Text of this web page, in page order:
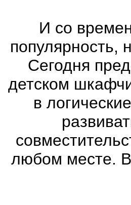
И со
популярность,
Сегодня
детском
в
любом месте. В